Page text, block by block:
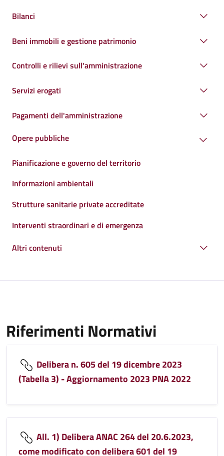
Bilanci
Beni immobili e gestione patrimonio
Controlli e rilievi sull'amministrazione
Servizi erogati
Pagamenti dell'amministrazione
Opere pubbliche
Pianificazione e governo del territorio
Informazioni ambientali
Strutture sanitarie private accreditate
Interventi straordinari e di emergenza
Altri contenuti
Riferimenti Normativi
Delibera n. 605 del 19 dicembre 2023
(Tabella 3) - Aggiornamento 2023 PNA 2022
All. 1) Delibera ANAC 264 del 20.6.2023,
come modificato con delibera 601 del 19